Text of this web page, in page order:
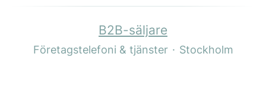
B2B-säljare
Företagstelefoni & tjänster · Stockholm